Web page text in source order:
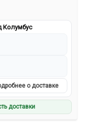
Колумбус
о доставке
доставки